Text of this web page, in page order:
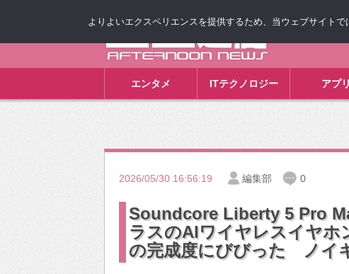
エンタメ ITテクノロジー アプリ
2026/05/30 16:56:19 編集部 0
Soundcore Liberty 5 Pro
ラスのAIワイヤレスイヤホ
の完成度にびびった ノイ
よりよいエクスペリエンスを提供するため、当ウェブサイト